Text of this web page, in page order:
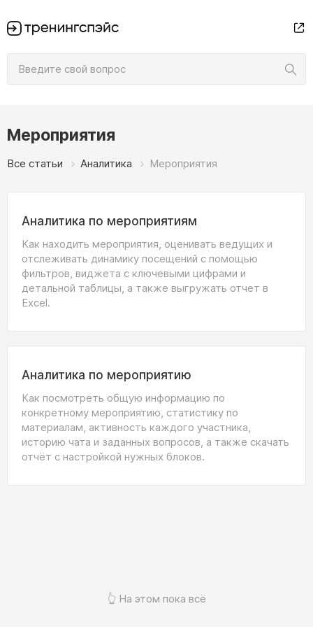
Мероприятия
Все статьи Аналитика Мероприятия
Аналитика по мероприятиям
Как находить мероприятия, оценивать ведущих и
отслеживать динамику посещений с помощью
фильтров, виджета с ключевыми цифрами и
детальной таблицы, а также выгружать отчет в
Excel.
Аналитика по мероприятию
Как посмотреть общую информацию по
конкретному мероприятию, статистику по
материалам, активность каждого участника,
историю чата и заданных вопросов, а также скачать
отчёт с настройкой нужных блоков.
👆 На этом пока всё